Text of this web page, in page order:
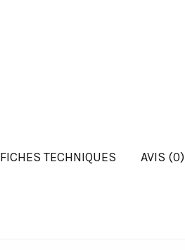
FICHES TECHNIQUES AVIS (0)